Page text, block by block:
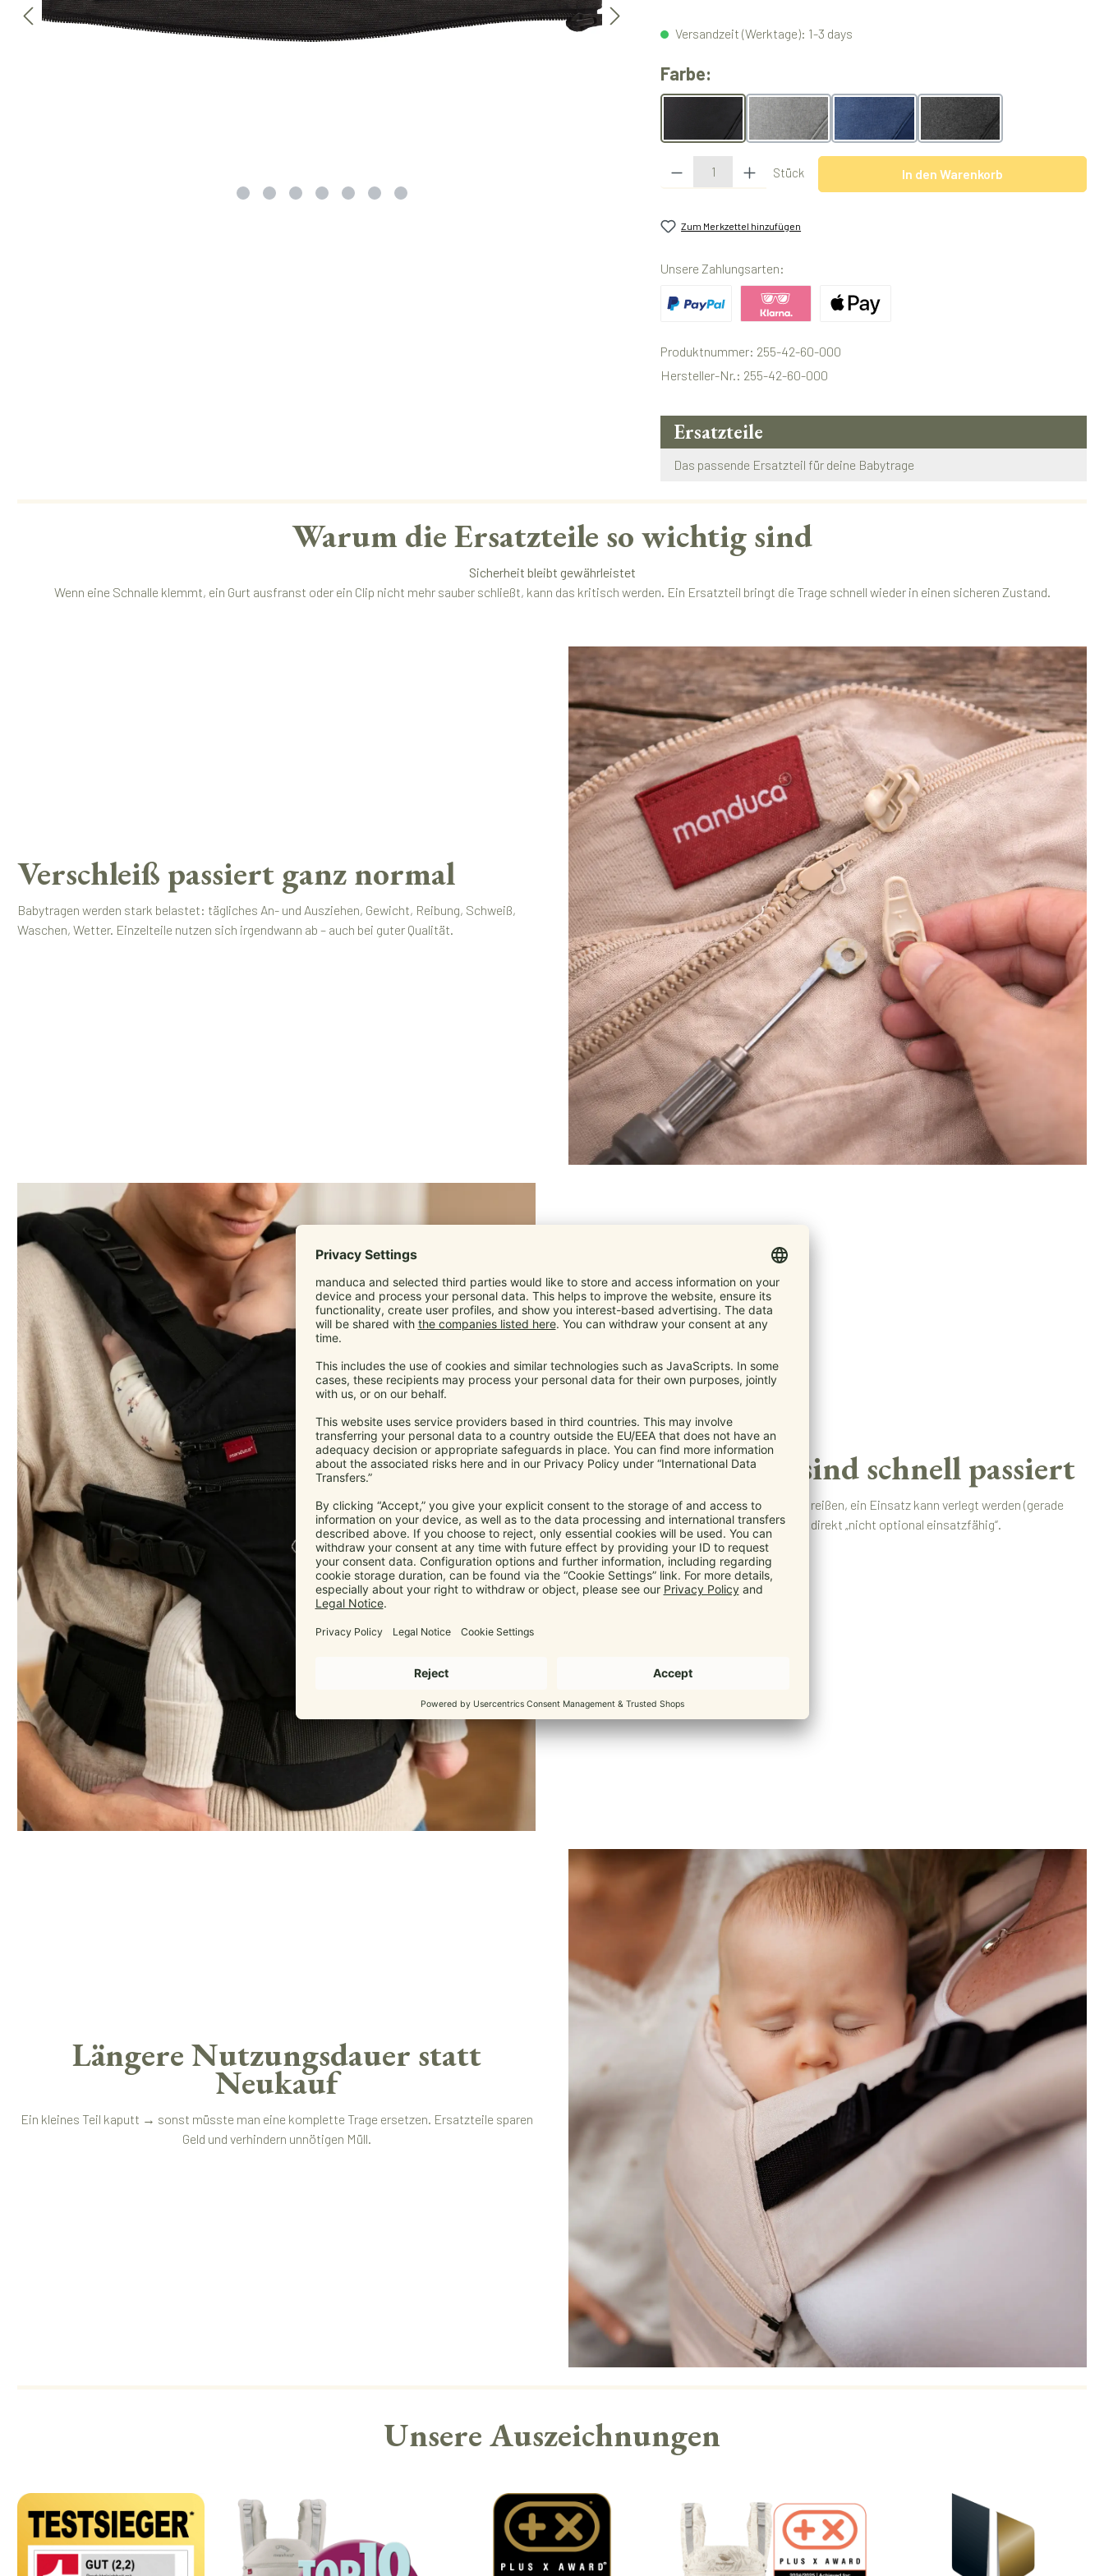
Versandzeit (Werktage): 1-3 days
Farbe:
monochrome obsidian
melangegrey melangeblue melangeblack
Produkt Anzahl: Gib den gewünschten Wert ein oder benutze die Schaltflächen um die
Stück In den Warenkorb
Zum Merkzettel hinzufügen
Unsere Zahlungsarten:
Produktnummer: 255-42-60-000
Hersteller-Nr.: 255-42-60-000
Ersatzteile
Das passende Ersatzteil für deine Babytrage
Warum die Ersatzteile so wichtig sind
Sicherheit bleibt gewährleistet
Wenn eine Schnalle klemmt, ein Gurt ausfranst oder ein Clip nicht mehr sauber schließt, kann das kritisch werden. Ein Ersatzteil bringt die Trage schnell wieder in einen sicheren Zustand.
Verschleiß passiert ganz normal
Babytragen werden stark belastet: tägliches An- und Ausziehen, Gewicht, Reibung, Schweiß,
Waschen, Wetter. Einzelteile nutzen sich irgendwann ab – auch bei guter Qualität.
Unfälle/Verlust sind schnell passiert
Eine Schnalle kann brechen, ein Gummi kann reißen, ein Einsatz kann verlegt werden (gerade
unterwegs). Ohne Ersatzteil ist die Trage oft direkt „nicht optional einsatzfähig“.
Längere Nutzungsdauer statt
Neukauf
Ein kleines Teil kaputt → sonst müsste man eine komplette Trage ersetzen. Ersatzteile sparen
Geld und verhindern unnötigen Müll.
Unsere Auszeichnungen